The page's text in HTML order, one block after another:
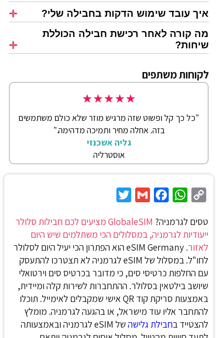
Copy
WhatsApp
Facebook
Gmail
טסים לגרמניה?
GlobaleSIM מציעים לכם חבילות סלולר
ייעודיות לגרמניה, במסלולים הכי משתלמים שיש היום
לאזור. eSIM Germany
הוא הפתרון הכי יעיל היום לסלולר
לחו"ל. במסלול של eSIM לגרמניה לא תצטרכו להתעסק
עם החלפות כרטיסי סים, כי מדובר בכרטיס סים וירטואלי
שיושב בילטאין בסלולר. ההתחברות לשירות קלה ומיידית,
באמצעות סריקת קוד QR אישי שמקבלים לאימייל. תוכלו
להתחבר אליו עוד מישראל, או בהגעה לגרמניה.מומלץ
להצטייד בחבילת גלישה
של eSIM לגרמניה ובאמצעותה
איך עובד שימוש הדקות בחבילה שלי?
מה קורה לאחר רכישת חבילה הכוללת
שיחות?
לקוחות משתפים
★
★
★
★
★
"כל כך קל ופשוט שזה מרגיש מוזר שלא כולם משתמשים
בזה. אחלה מחיר ותמיכה מדהימה."
גליה אשכנזי
אוסטרליה